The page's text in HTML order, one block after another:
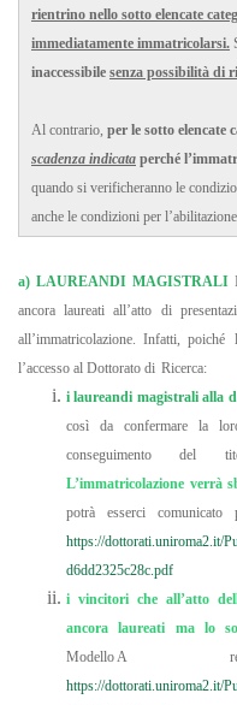
rientrino nello sotto elencate
immediatamente immatricolarsi.
inaccessibile senza possibilità di
Al contrario, per le sotto elencate
scadenza indicata perché
quando si verificheranno le
anche le condizioni per
a) LAUREANDI MAGISTRALI
ancora laureati all’atto di
all’immatricolazione. Infatti, poiché
l’accesso al Dottorato di Ricerca:
i laureandi magistrali alla
così da confermare la
conseguimento del
L’immatricolazione verrà
potrà esserci
https://dottorati.uniroma2.it/
d6dd2325c28c.pdf
i vincitori che all’atto
ancora laureati ma lo
Modello
https://dottorati.uniroma2.it/